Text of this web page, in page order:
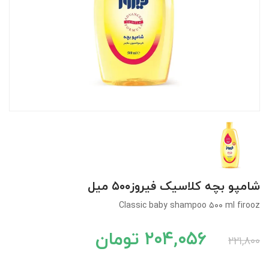
شامپو بچه کلاسیک فیروز۵۰۰ میل
Classic baby shampoo ۵۰۰ ml firooz
۲۲۱,۸۰۰ ۲۰۴,۰۵۶ تومان